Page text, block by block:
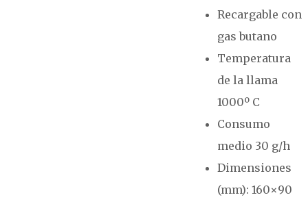
Recargable con
gas butano
Temperatura
de la llama
1000º C
Consumo
medio 30 g/h
Dimensiones
(mm): 160×90